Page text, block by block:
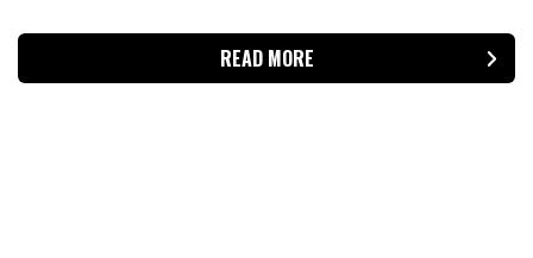
READ MORE